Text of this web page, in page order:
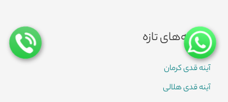
نوشته‌های تازه
آینه قدی کرمان
آینه قدی هلالی